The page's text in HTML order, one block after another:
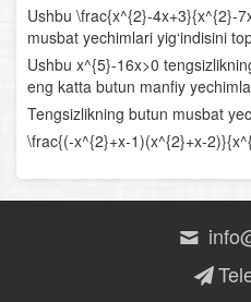
Urinmaning burchak
Urinmaning tenglamasi
Hosilaning mexanik ma’nosi
Egri chiziqli trapetsiyaning
Ushbu \frac{x^{2}-4x+3}{x^{2}-
musbat yechimlari yig‘indisini
Ushbu x^{5}-16x>0
eng katta butun manfiy
Tengsizlikning butun musbat
\frac{(-x^{2}+x-1)(x^{2}+x-